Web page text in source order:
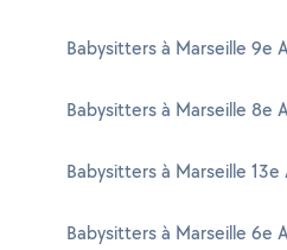
Babysitters à Marseille 9e
Babysitters à Marseille 8e
Babysitters à Marseille
Babysitters à Marseille 6e